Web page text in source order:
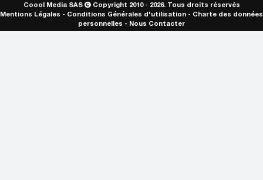
Coool Media SAS
Copyright 2010 - 2026. Tous droits réservés
Mentions Légales - Conditions Générales d'utilisation - Charte des données
personnelles - Nous Contacter